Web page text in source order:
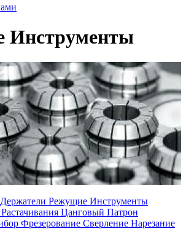
Инструменты
Режущие Инструменты
Цанговый Патрон
Фрезерование Сверление Нарезание